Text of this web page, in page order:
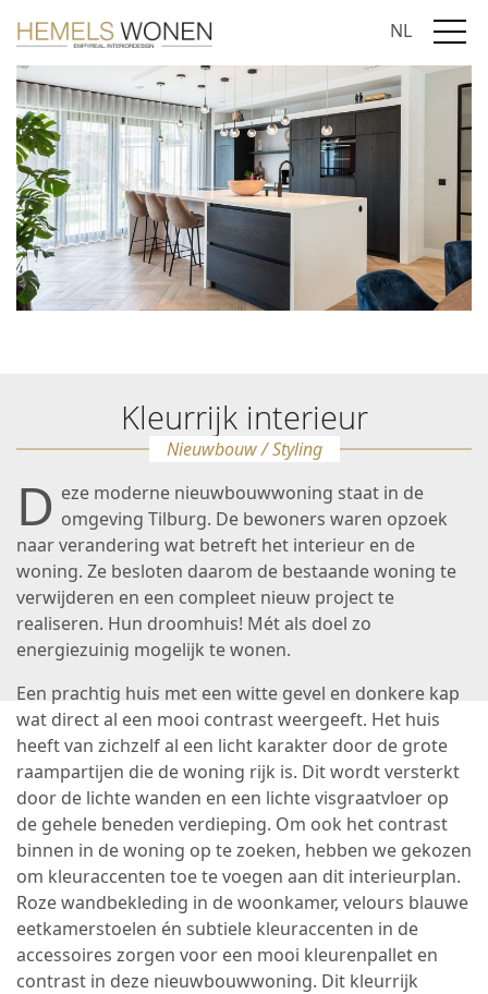
NL
Kleurrijk interieur
Nieuwbouw / Styling
D eze moderne nieuwbouwwoning staat in de
omgeving Tilburg. De bewoners waren opzoek
naar verandering wat betreft het interieur en de
woning. Ze besloten daarom de bestaande woning te
verwijderen en een compleet nieuw project te
realiseren. Hun droomhuis! Mét als doel zo
energiezuinig mogelijk te wonen.
Een prachtig huis met een witte gevel en donkere kap
wat direct al een mooi contrast weergeeft. Het huis
heeft van zichzelf al een licht karakter door de grote
raampartijen die de woning rijk is. Dit wordt versterkt
door de lichte wanden en een lichte visgraatvloer op
de gehele beneden verdieping. Om ook het contrast
binnen in de woning op te zoeken, hebben we gekozen
om kleuraccenten toe te voegen aan dit interieurplan.
Roze wandbekleding in de woonkamer, velours blauwe
eetkamerstoelen én subtiele kleuraccenten in de
accessoires zorgen voor een mooi kleurenpallet en
contrast in deze nieuwbouwwoning. Dit kleurrijk